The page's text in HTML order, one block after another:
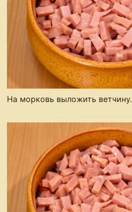
На морковь выложить ветчину.